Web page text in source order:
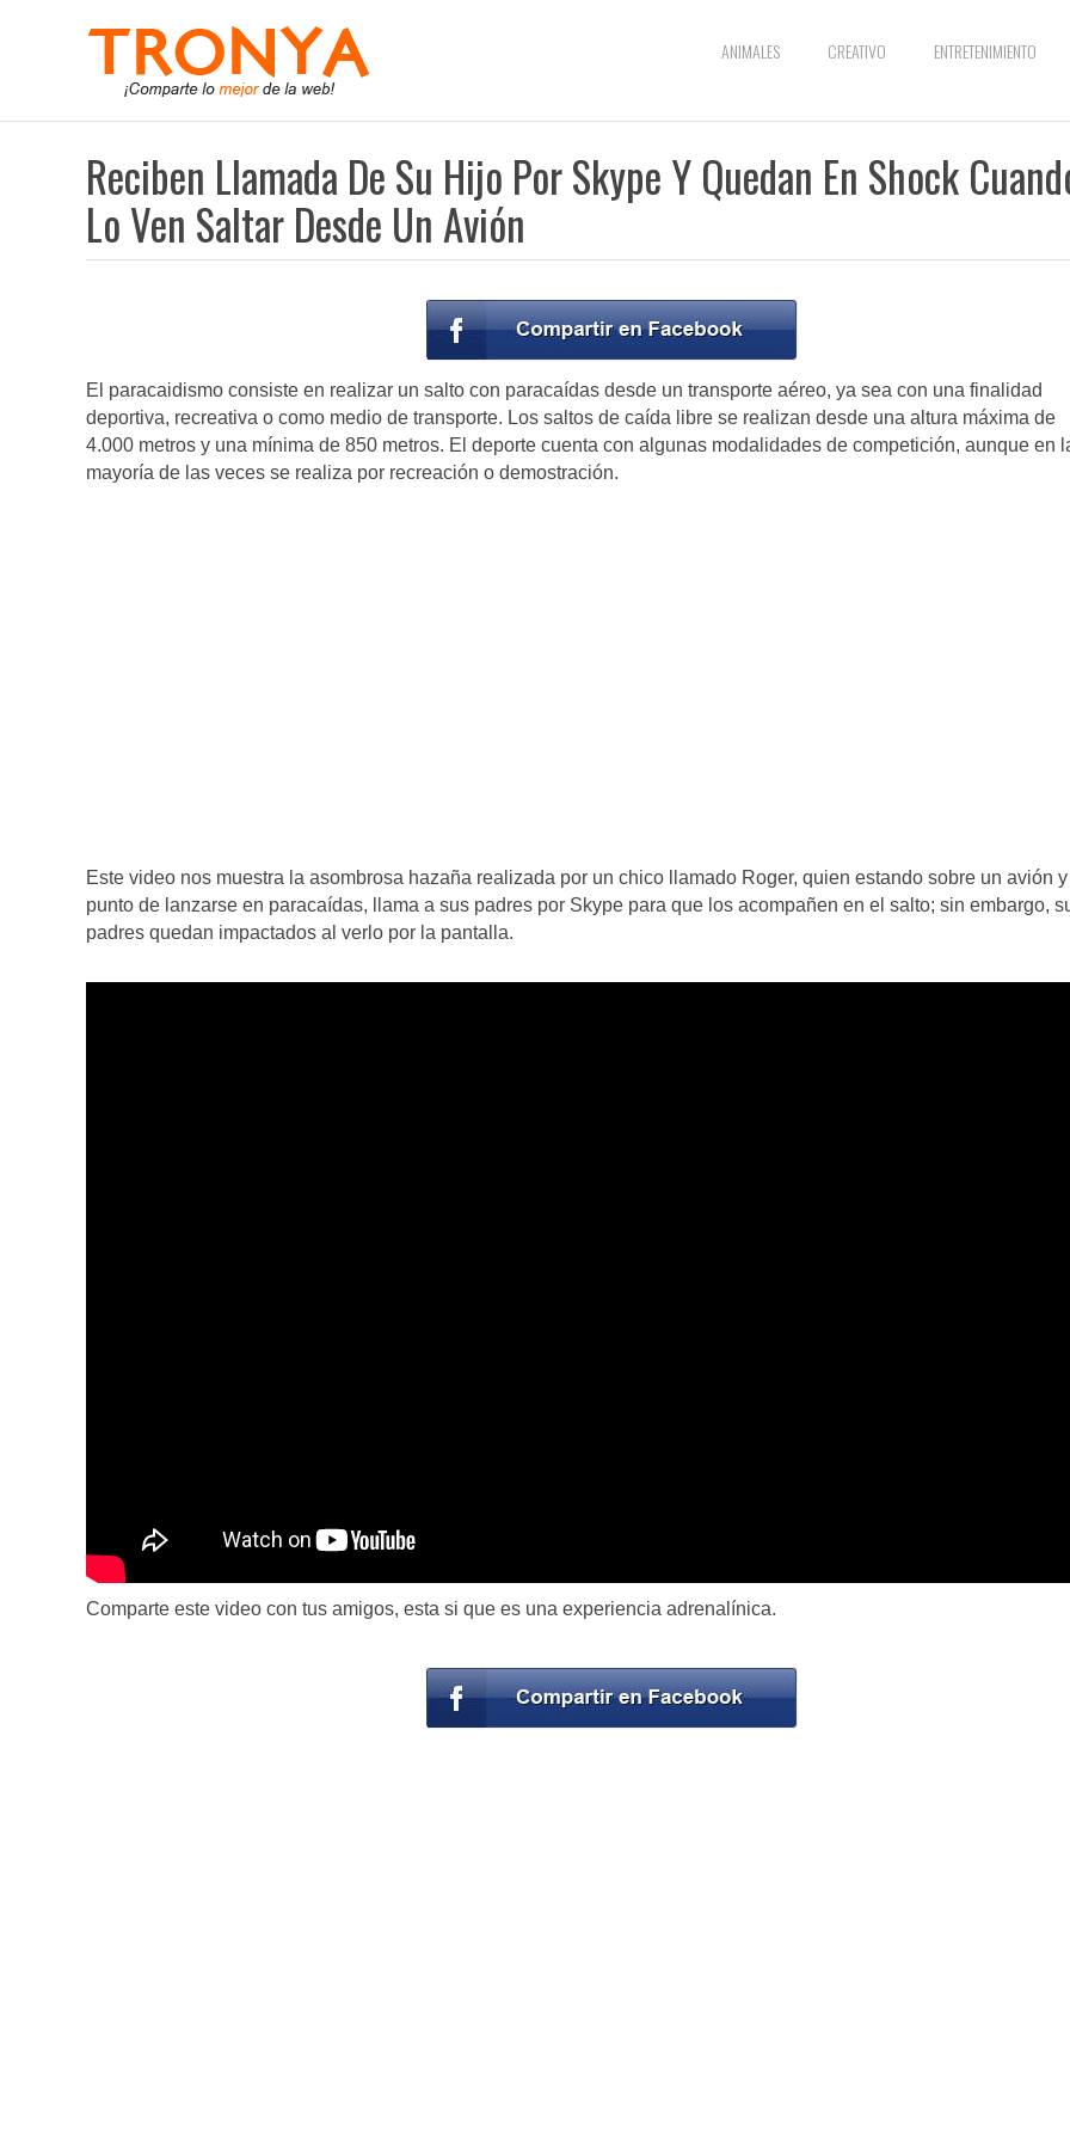
ANIMALES CREATIVO ENTRETENIMIENTO
Reciben Llamada De Su Hijo Por Skype Y Quedan En Shock
Lo Ven Saltar Desde Un Avión
El paracaidismo consiste en realizar un salto con paracaídas desde un transporte aéreo, ya sea con una finalidad
deportiva, recreativa o como medio de transporte. Los saltos de caída libre se realizan desde una altura máxima de
4.000 metros y una mínima de 850 metros. El deporte cuenta con algunas modalidades de competición, aunque en
mayoría de las veces se realiza por recreación o demostración.
Este video nos muestra la asombrosa hazaña realizada por un chico llamado Roger, quien estando sobre un avión
punto de lanzarse en paracaídas, llama a sus padres por Skype para que los acompañen en el salto; sin embargo,
padres quedan impactados al verlo por la pantalla.
Comparte este video con tus amigos, esta si que es una experiencia adrenalínica.